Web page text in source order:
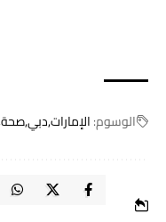
الوسوم:الإماراتدبيصحة